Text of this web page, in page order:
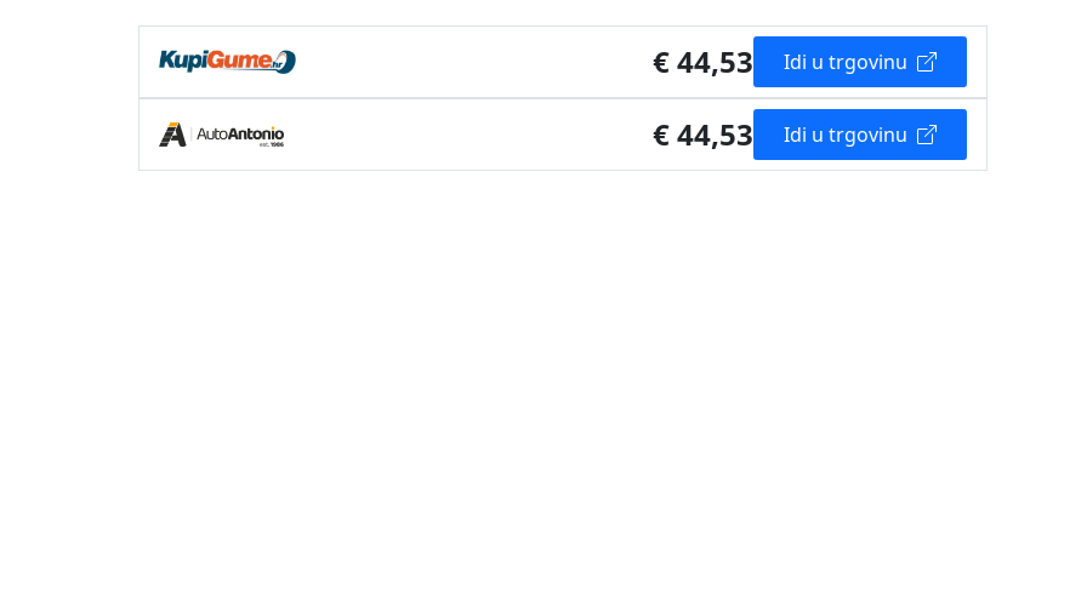
€ 44,53 Idi u trgovinu
€ 44,53 Idi u trgovinu